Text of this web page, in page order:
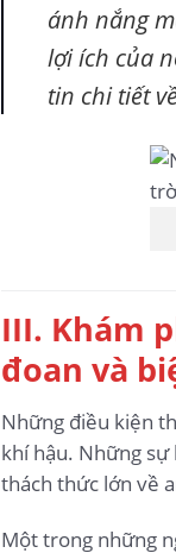
ánh nắng
lợi ích của
tin chi tiết
III. Khám
đoan và
Những điều kiện
khí hậu. Những sự
thách thức lớn về
Một trong những